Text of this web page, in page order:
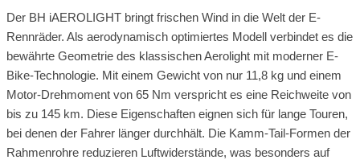
Der BH iAEROLIGHT bringt frischen Wind in die Welt der E-
Rennräder. Als aerodynamisch optimiertes Modell verbindet es die
bewährte Geometrie des klassischen Aerolight mit moderner E-
Bike-Technologie. Mit einem Gewicht von nur 11,8 kg und einem
Motor-Drehmoment von 65 Nm verspricht es eine Reichweite von
bis zu 145 km. Diese Eigenschaften eignen sich für lange Touren,
bei denen der Fahrer länger durchhält. Die Kamm-Tail-Formen der
Rahmenrohre reduzieren Luftwiderstände, was besonders auf